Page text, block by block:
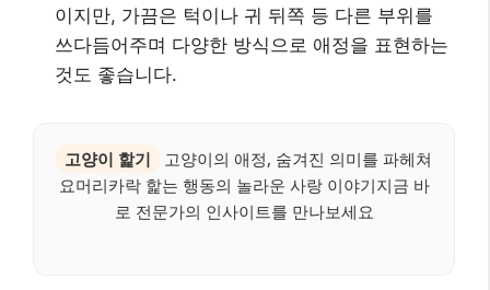
이지만, 가끔은 턱이나 귀 뒤쪽 등 다른 부위를
쓰다듬어주며 다양한 방식으로 애정을 표현하는
것도 좋습니다.
고양이 핥기
고양이의 애정, 숨겨진 의미를 파헤쳐
요머리카락 핥는 행동의 놀라운 사랑 이야기지금 바
로 전문가의 인사이트를 만나보세요